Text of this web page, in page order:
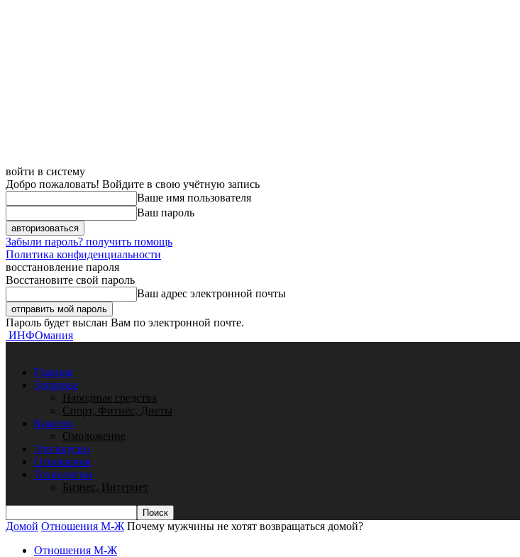
войти в систему
Добро пожаловать! Войдите в свою учётную запись
Ваше имя пользователя
Ваш пароль
Забыли пароль? получить помощь
Политика конфиденциальности
восстановление пароля
Восстановите свой пароль
Ваш адрес электронной почты
Пароль будет выслан Вам по электронной почте.
ИНФОмания
Главная
Здоровье
Народные средства
Спорт, Фитнес, Диеты
Красота
Омоложение
Это вкусно
Отношения
Технологии
Бизнес, Интернет
Домой Отношения М-Ж Почему мужчины не хотят возвращаться домой?
Отношения М-Ж